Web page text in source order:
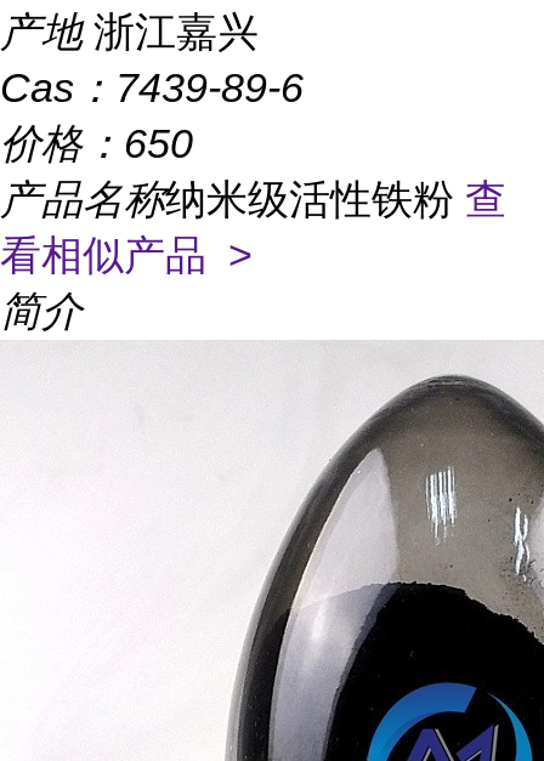
产地 浙江嘉兴
Cas： 7439-89-6
价格： 650
产品名称纳米级活性铁粉 查
看相似产品 >
简介